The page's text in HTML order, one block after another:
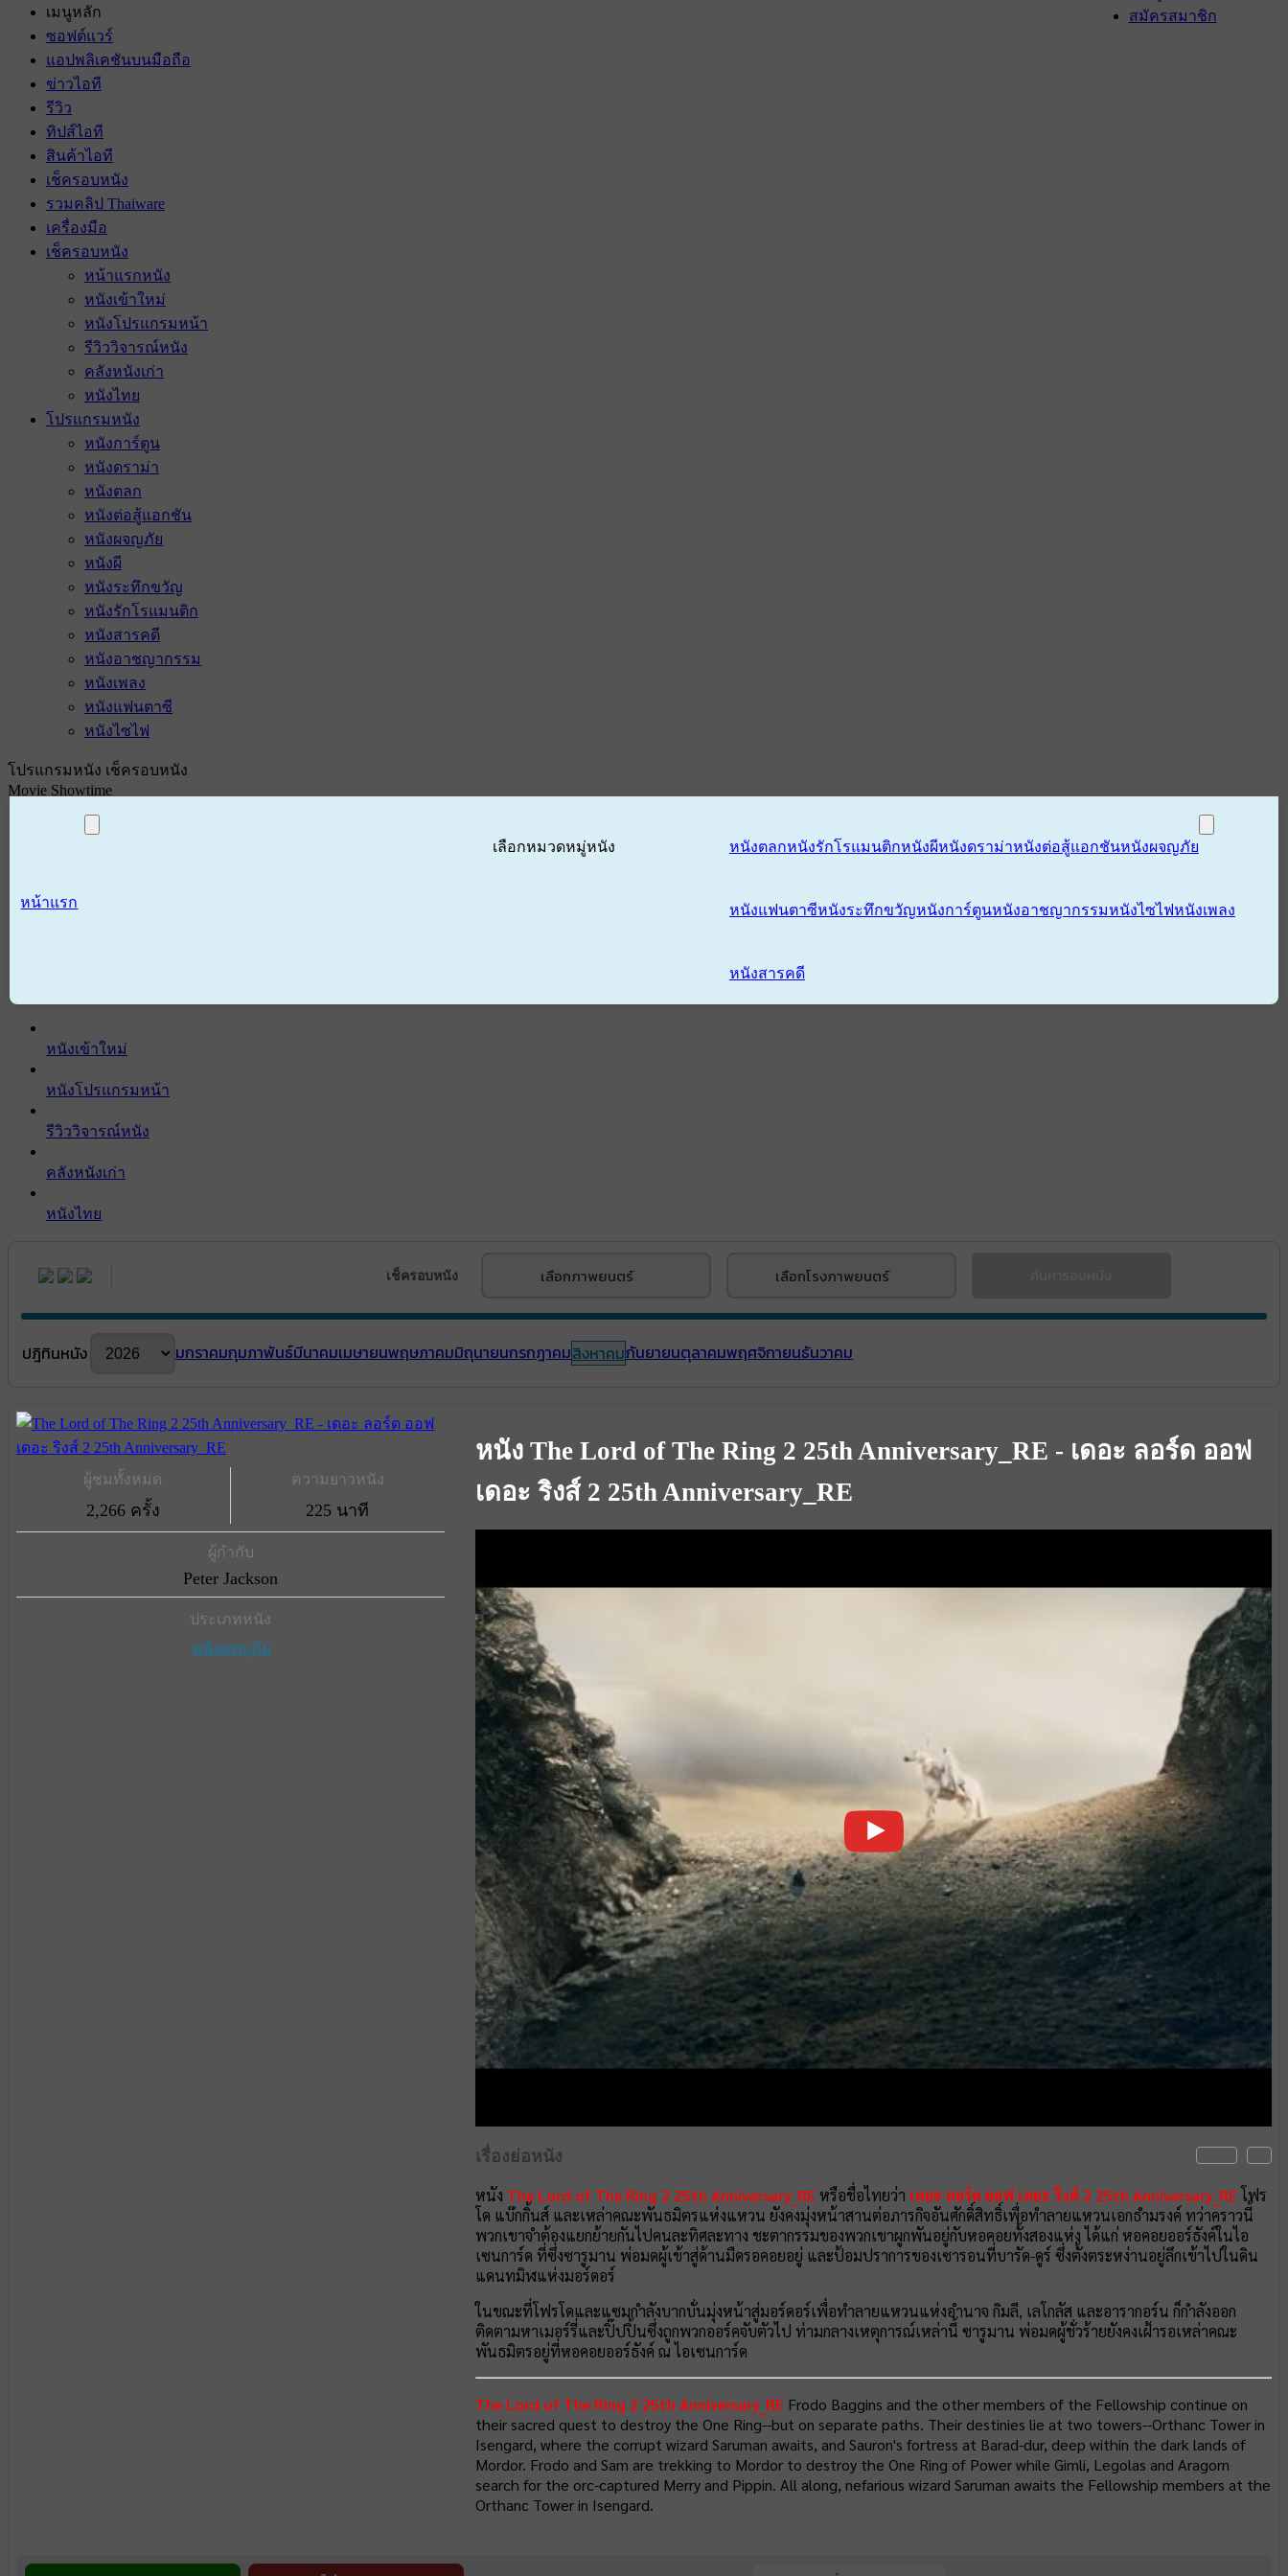
สมัครสมาชิก
เมนูหลัก
ซอฟต์แวร์
แอปพลิเคชันบนมือถือ
ข่าวไอที
รีวิว
ทิปส์ไอที
สินค้าไอที
เช็ครอบหนัง
รวมคลิป Thaiware
เครื่องมือ
เช็ครอบหนัง
หน้าแรกหนัง
หนังเข้าใหม่
หนังโปรแกรมหน้า
รีวิววิจารณ์หนัง
คลังหนังเก่า
หนังไทย
โปรแกรมหนัง
หนังการ์ตูน
หนังดราม่า
หนังตลก
หนังต่อสู้แอกชัน
หนังผจญภัย
หนังผี
หนังระทึกขวัญ
หนังรักโรแมนติก
หนังสารคดี
หนังอาชญากรรม
หนังเพลง
หนังแฟนตาซี
หนังไซไฟ
โปรแกรมหนัง เช็ครอบหนัง
Movie Showtime
หน้าแรก
เลือกหมวดหมู่หนัง หนังตลกหนังรักโรแมนติกหนังผีหนังดราม่าหนังต่อสู้แอกชันหนังผจญภัย
หนังแฟนตาซีหนังระทึกขวัญหนังการ์ตูนหนังอาชญากรรมหนังไซไฟหนังเพลง
หนังสารคดี
หนังเข้าใหม่
หนังโปรแกรมหน้า
รีวิววิจารณ์หนัง
คลังหนังเก่า
หนังไทย
เช็ครอบหนัง เลือกภาพยนตร์ เลือกโรงภาพยนตร์
ปฎิทินหนัง มกราคมกุมภาพันธ์มีนาคมเมษายนพฤษภาคมมิถุนายนกรกฎาคมสิงหาคมกันยายนตุลาคมพฤศจิกายนธันวาคม
ผู้ชมทั้งหมด
2,266 ครั้ง
ความยาวหนัง
225 นาที
ผู้กำกับ
Peter Jackson
ประเภทหนัง
หนังผจญภัย
หนัง The Lord of The Ring 2 25th Anniversary_RE - เดอะ ลอร์ด ออฟ
เดอะ ริงส์ 2 25th Anniversary_RE
เรื่องย่อหนัง
หนัง The Lord of The Ring 2 25th Anniversary_RE หรือชื่อไทยว่า เดอะ ลอร์ด ออฟ เดอะ ริงส์ 2 25th Anniversary_RE โฟร
โด แบ๊กกิ้นส์ และเหล่าคณะพันธมิตรแห่งแหวน ยังคงมุ่งหน้าสานต่อภารกิจอันศักดิ์สิทธิ์เพื่อทำลายแหวนเอกธำมรงค์ ทว่าคราวนี้
พวกเขาจำต้องแยกย้ายกันไปคนละทิศละทาง ชะตากรรมของพวกเขาผูกพันอยู่กับหอคอยทั้งสองแห่ง ได้แก่ หอคอยออร์ธังค์ในไอ
เซนการ์ด ที่ซึ่งซารูมาน พ่อมดผู้เข้าสู่ด้านมืดรอคอยอยู่ และป้อมปราการของเซารอนที่บารัด-ดูร์ ซึ่งตั้งตระหง่านอยู่ลึกเข้าไปในดิน
แดนทมิฬแห่งมอร์ดอร์
ในขณะที่โฟรโดและแซมกำลังบากบั่นมุ่งหน้าสู่มอร์ดอร์เพื่อทำลายแหวนแห่งอำนาจ กิมลี, เลโกลัส และอารากอร์น ก็กำลังออก
ติดตามหาเมอร์รี่และปิ๊ปปิ้นซึ่งถูกพวกออร์คจับตัวไป ท่ามกลางเหตุการณ์เหล่านี้ ซารูมาน พ่อมดผู้ชั่วร้ายยังคงเฝ้ารอเหล่าคณะ
พันธมิตรอยู่ที่หอคอยออร์ธังค์ ณ ไอเซนการ์ด
The Lord of The Ring 2 25th Anniversary_RE Frodo Baggins and the other members of the Fellowship continue on
their sacred quest to destroy the One Ring--but on separate paths. Their destinies lie at two towers--Orthanc Tower in
Isengard, where the corrupt wizard Saruman awaits, and Sauron's fortress at Barad-dur, deep within the dark lands of
Mordor. Frodo and Sam are trekking to Mordor to destroy the One Ring of Power while Gimli, Legolas and Aragorn
search for the orc-captured Merry and Pippin. All along, nefarious wizard Saruman awaits the Fellowship members at the
Orthanc Tower in Isengard.